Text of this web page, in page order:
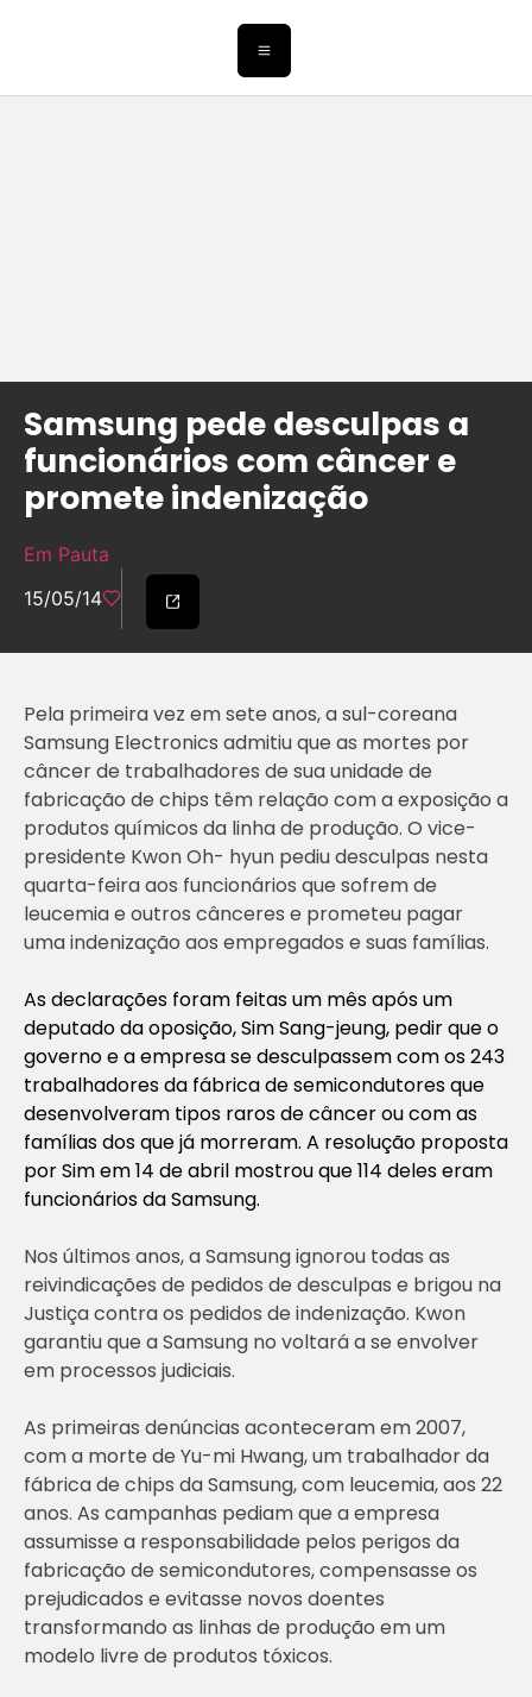
Samsung pede desculpas a
funcionários com câncer e
promete indenização
Em Pauta
15/05/14
Pela primeira vez em sete anos, a sul-coreana
Samsung Electronics admitiu que as mortes por
câncer de trabalhadores de sua unidade de
fabricação de chips têm relação com a exposição a
produtos químicos da linha de produção. O vice-
presidente Kwon Oh- hyun pediu desculpas nesta
quarta-feira aos funcionários que sofrem de
leucemia e outros cânceres e prometeu pagar
uma indenização aos empregados e suas famílias.
As declarações foram feitas um mês após um
deputado da oposição, Sim Sang-jeung, pedir que o
governo e a empresa se desculpassem com os 243
trabalhadores da fábrica de semicondutores que
desenvolveram tipos raros de câncer ou com as
famílias dos que já morreram. A resolução proposta
por Sim em 14 de abril mostrou que 114 deles eram
funcionários da Samsung.
Nos últimos anos, a Samsung ignorou todas as
reivindicações de pedidos de desculpas e brigou na
Justiça contra os pedidos de indenização. Kwon
garantiu que a Samsung no voltará a se envolver
em processos judiciais.
As primeiras denúncias aconteceram em 2007,
com a morte de Yu-mi Hwang, um trabalhador da
fábrica de chips da Samsung, com leucemia, aos 22
anos. As campanhas pediam que a empresa
assumisse a responsabilidade pelos perigos da
fabricação de semicondutores, compensasse os
prejudicados e evitasse novos doentes
transformando as linhas de produção em um
modelo livre de produtos tóxicos.